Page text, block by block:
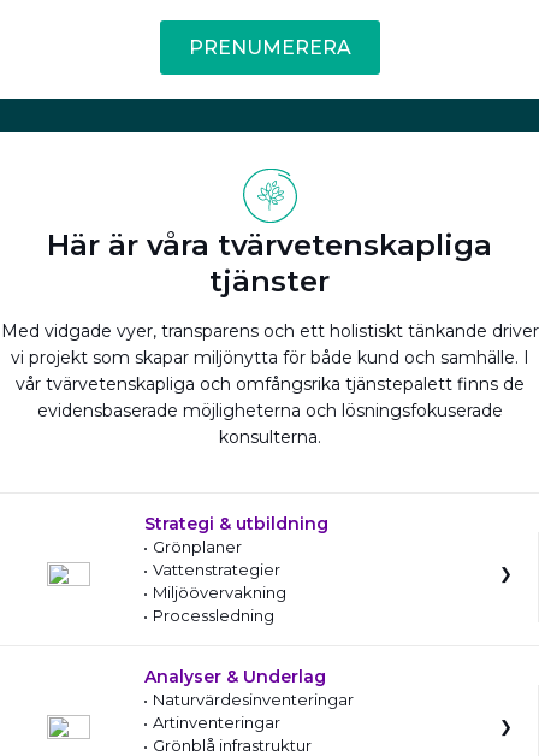
PRENUMERERA
Här är våra tvärvetenskapliga
tjänster
Med vidgade vyer, transparens och ett holistiskt tänkande driver
vi projekt som skapar miljönytta för både kund och samhälle. I
vår tvärvetenskapliga och omfångsrika tjänstepalett finns de
evidensbaserade möjligheterna och lösningsfokuserade
konsulterna.
Strategi & utbildning
Grönplaner
Vattenstrategier
Miljöövervakning
Processledning
Analyser & Underlag
Naturvärdesinventeringar
Artinventeringar
Grönblå infrastruktur